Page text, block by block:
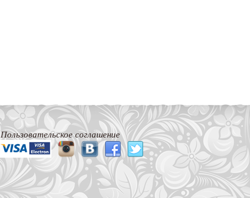
Пользовательское соглашение